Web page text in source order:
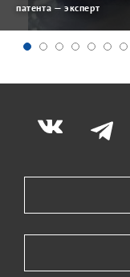
патента — эксперт